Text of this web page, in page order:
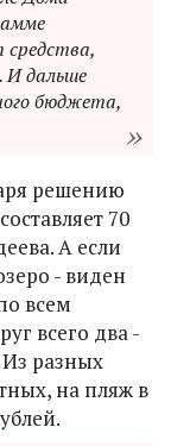
И дальше
бюджета,
решению
70
А если
- виден
всем
всего два -
разных
на пляж в